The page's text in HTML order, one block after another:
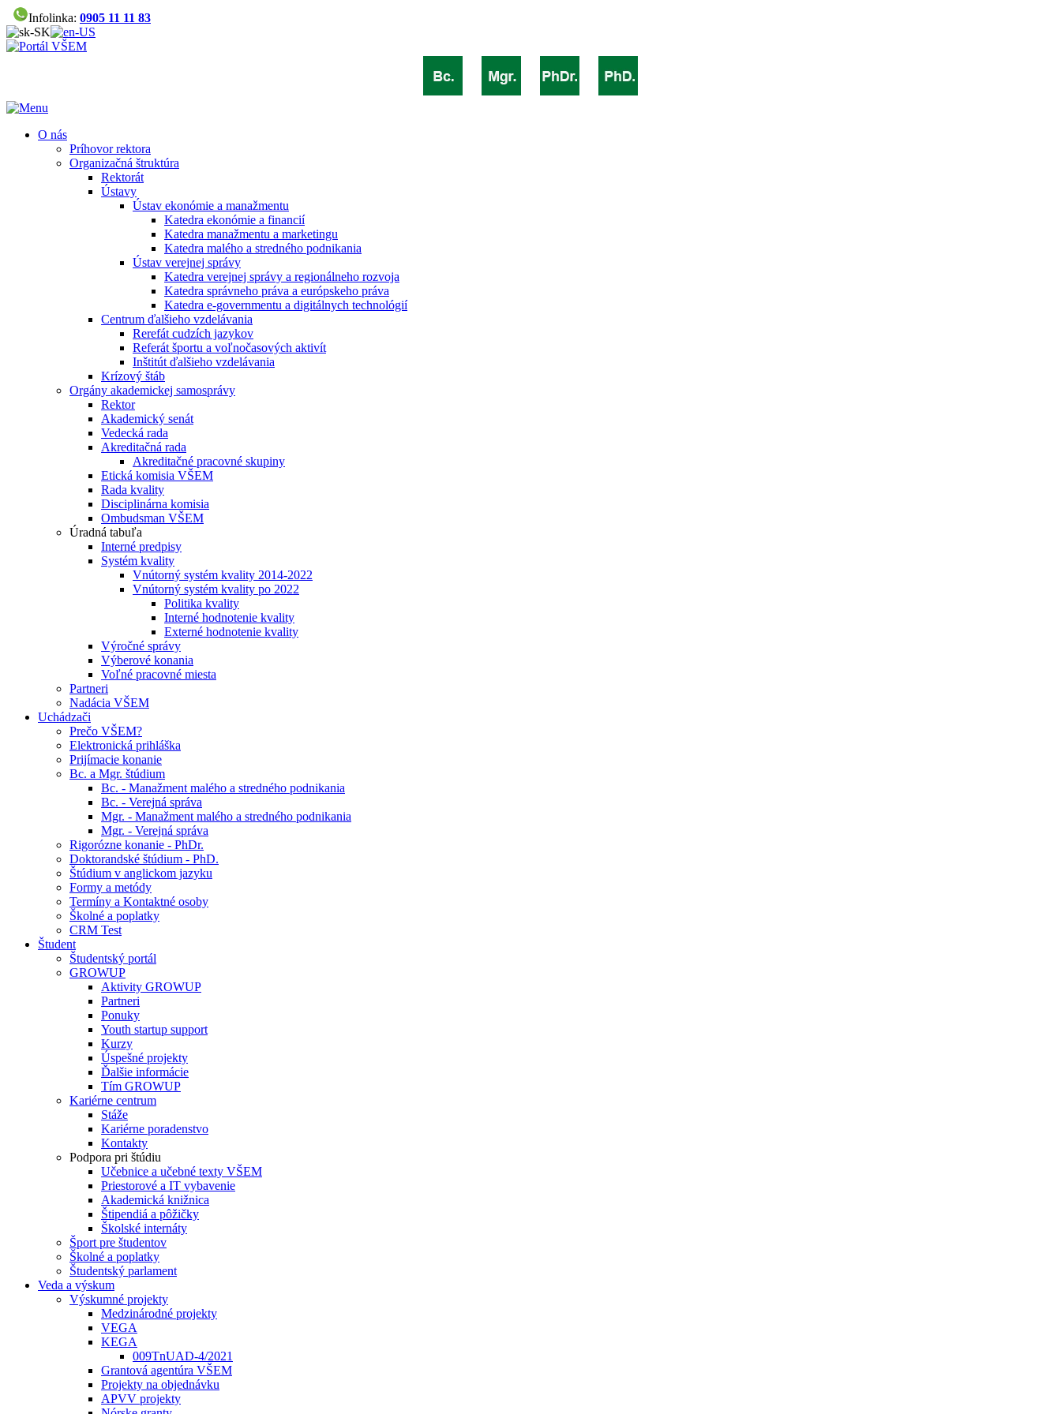
Infolinka: 0905 11 11 83
O nás
Príhovor rektora
Organizačná štruktúra
Rektorát
Ústavy
Ústav ekonómie a manažmentu
Katedra ekonómie a financií
Katedra manažmentu a marketingu
Katedra malého a stredného podnikania
Ústav verejnej správy
Katedra verejnej správy a regionálneho rozvoja
Katedra správneho práva a európskeho práva
Katedra e-governmentu a digitálnych technológií
Centrum ďalšieho vzdelávania
Rerefát cudzích jazykov
Referát športu a voľnočasových aktivít
Inštitút ďalšieho vzdelávania
Krízový štáb
Orgány akademickej samosprávy
Rektor
Akademický senát
Vedecká rada
Akreditačná rada
Akreditačné pracovné skupiny
Etická komisia VŠEM
Rada kvality
Disciplinárna komisia
Ombudsman VŠEM
Úradná tabuľa
Interné predpisy
Systém kvality
Vnútorný systém kvality 2014-2022
Vnútorný systém kvality po 2022
Politika kvality
Interné hodnotenie kvality
Externé hodnotenie kvality
Výročné správy
Výberové konania
Voľné pracovné miesta
Partneri
Nadácia VŠEM
Uchádzači
Prečo VŠEM?
Elektronická prihláška
Prijímacie konanie
Bc. a Mgr. štúdium
Bc. - Manažment malého a stredného podnikania
Bc. - Verejná správa
Mgr. - Manažment malého a stredného podnikania
Mgr. - Verejná správa
Rigorózne konanie - PhDr.
Doktorandské štúdium - PhD.
Štúdium v anglickom jazyku
Formy a metódy
Termíny a Kontaktné osoby
Školné a poplatky
CRM Test
Študent
Študentský portál
GROWUP
Aktivity GROWUP
Partneri
Ponuky
Youth startup support
Kurzy
Úspešné projekty
Ďalšie informácie
Tím GROWUP
Kariérne centrum
Stáže
Kariérne poradenstvo
Kontakty
Podpora pri štúdiu
Učebnice a učebné texty VŠEM
Priestorové a IT vybavenie
Akademická knižnica
Štipendiá a pôžičky
Školské internáty
Šport pre študentov
Školné a poplatky
Študentský parlament
Veda a výskum
Výskumné projekty
Medzinárodné projekty
VEGA
KEGA
009TnUAD-4/2021
Grantová agentúra VŠEM
Projekty na objednávku
APVV projekty